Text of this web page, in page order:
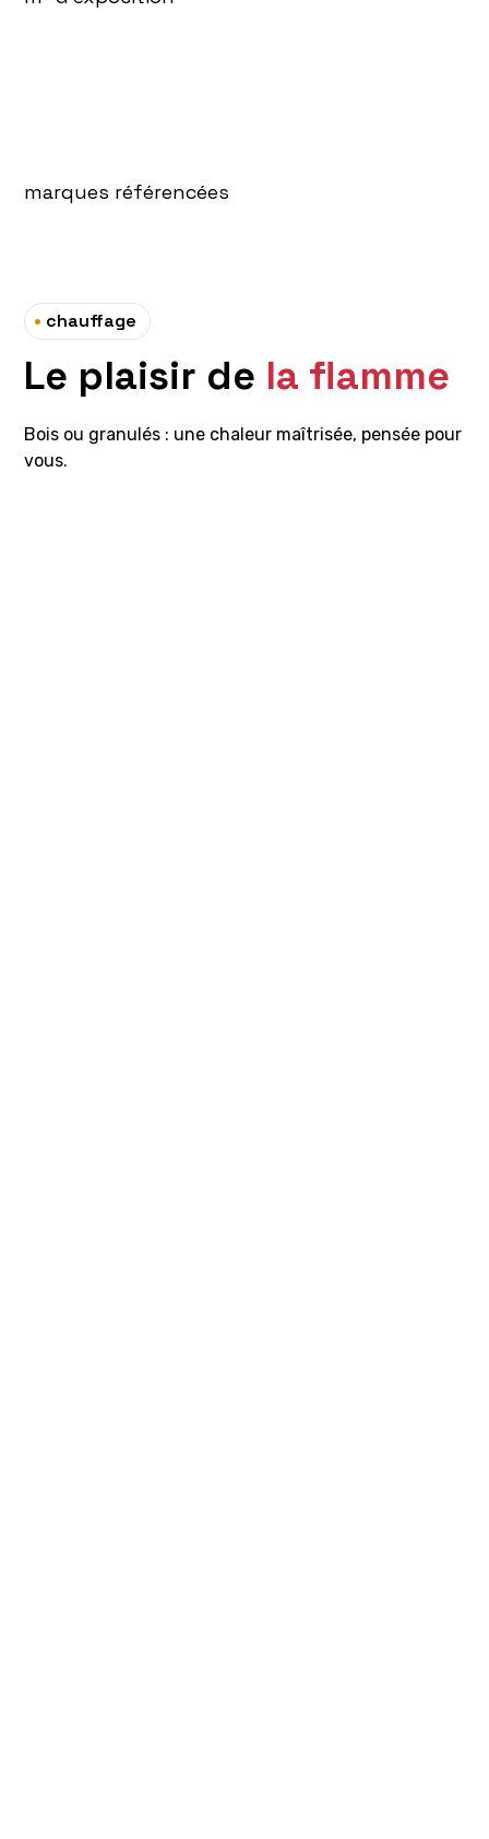
marques référencées
• chauffage
Le plaisir de la flamme
Bois ou granulés : une chaleur maîtrisée, pensée pour
vous.